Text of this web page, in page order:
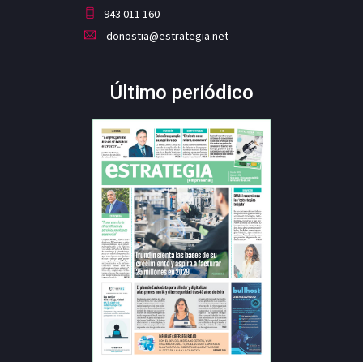
943 011 160
donostia@estrategia.net
Último periódico